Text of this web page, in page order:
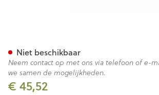
€ 45,52
Niet beschikbaar
Neem contact op met ons via telefoon of e-
we samen de mogelijkheden.